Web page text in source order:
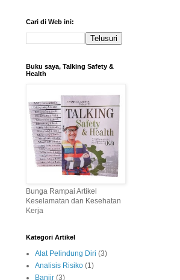
Cari di Web ini:
Buku saya, Talking Safety &
Health
Bunga Rampai Artikel
Keselamatan dan Kesehatan
Kerja
Kategori Artikel
Alat Pelindung Diri (3)
Analisis Risiko (1)
Banjir (3)